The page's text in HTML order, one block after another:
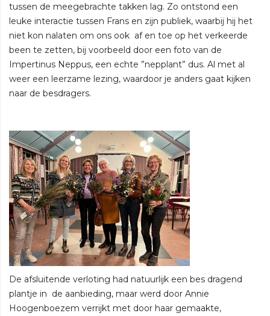
tussen de meegebrachte takken lag. Zo ontstond een
leuke interactie tussen Frans en zijn publiek, waarbij hij het
niet kon nalaten om ons ook af en toe op het verkeerde
been te zetten, bij voorbeeld door een foto van de
Impertinus Neppus, een echte ”nepplant” dus. Al met al
weer een leerzame lezing, waardoor je anders gaat kijken
naar de besdragers.
De afsluitende verloting had natuurlijk een bes dragend
plantje in de aanbieding, maar werd door Annie
Hoogenboezem verrijkt met door haar gemaakte,